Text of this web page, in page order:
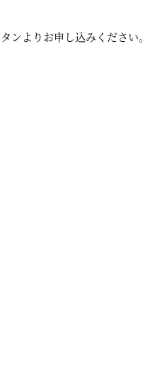
ンよりお申し込みください。